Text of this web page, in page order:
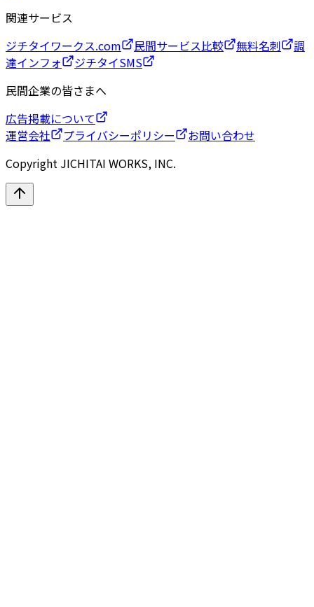
関連サービス
ジチタイワークス.com
民間サービス比較 無料名刺
調
達インフォ
ジチタイSMS
民間企業の皆さまへ
広告掲載について
運営会社
プライバシーポリシー
お問い合わせ
Copyright JICHITAI WORKS, INC.